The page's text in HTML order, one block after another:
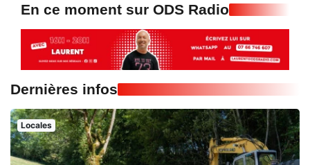
En ce moment sur ODS Radio
Dernières infos
Locales